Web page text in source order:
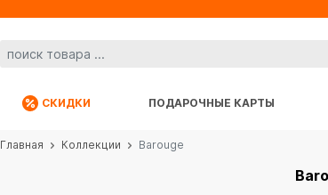
СКИДКИ ПОДАРОЧНЫЕ КАРТЫ
Главная Коллекции Barouge